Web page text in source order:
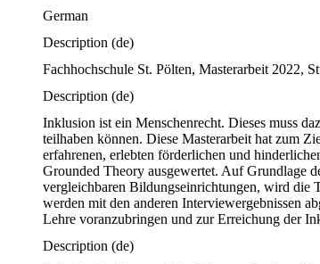
German
Description (de)
Fachhochschule St. Pölten, Masterarbeit 2022,
Description (de)
Inklusion ist ein Menschenrecht. Dieses muss
teilhaben können. Diese Masterarbeit hat zum
erfahrenen, erlebten förderlichen und
Grounded Theory ausgewertet. Auf Grundlage
vergleichbaren Bildungseinrichtungen, wird die
werden mit den anderen Interviewergebnissen
Lehre voranzubringen und zur Erreichung der
Description (de)